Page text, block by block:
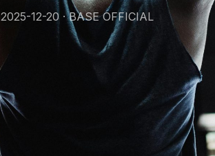
2025-12-20 · BASE OFFICIAL